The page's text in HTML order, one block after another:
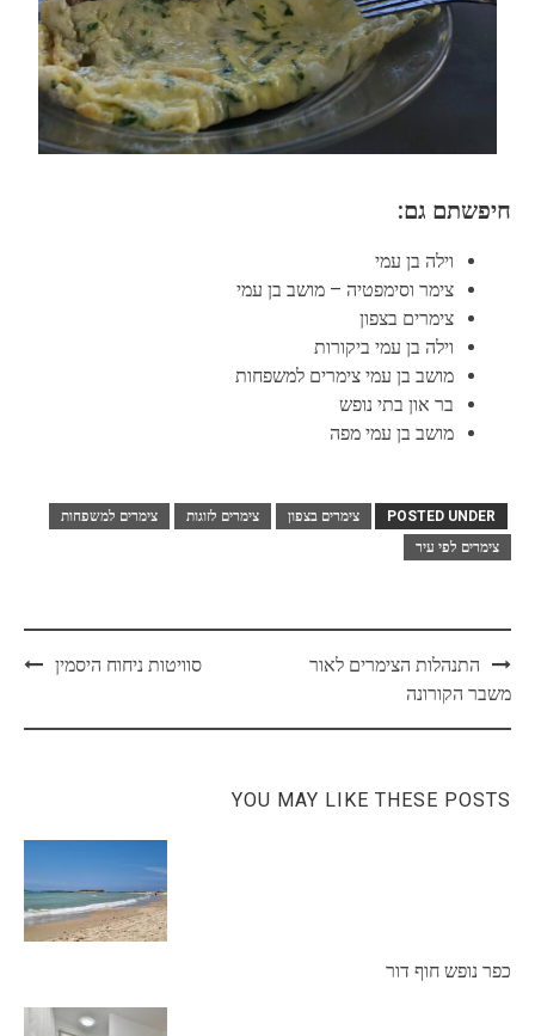
חיפשתם גם:
וילה בן עמי
צימר וסימפטיה – מושב בן עמי
צימרים בצפון
וילה בן עמי ביקורות
מושב בן עמי צימרים למשפחות
בר און בתי נופש
מושב בן עמי מפה
POSTED UNDER צימרים בצפון צימרים לזוגות
צימרים למשפחות
צימרים לפי עיר
Post
navigation
התנהלות הצימרים לאור
משבר הקורונה
סוויטות ניחוח היסמין
YOU MAY LIKE THESE POSTS
כפר נופש חוף דור